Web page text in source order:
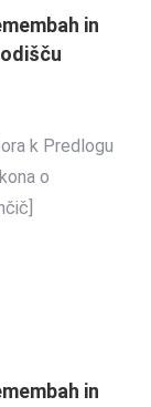
in
k Predlogu
o
in